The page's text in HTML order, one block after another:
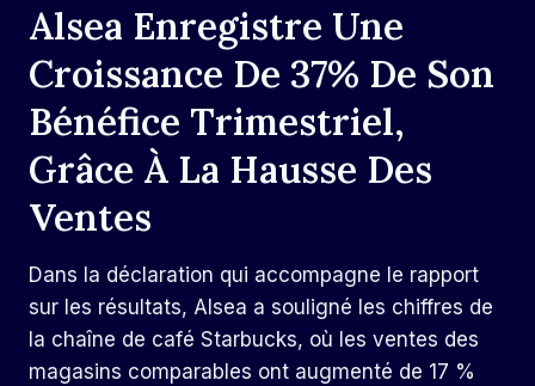
Alsea Enregistre Une
Croissance De 37% De Son
Bénéfice Trimestriel,
Grâce À La Hausse Des
Ventes
Dans la déclaration qui accompagne le rapport
sur les résultats, Alsea a souligné les chiffres de
la chaîne de café Starbucks, où les ventes des
magasins comparables ont augmenté de 17 %